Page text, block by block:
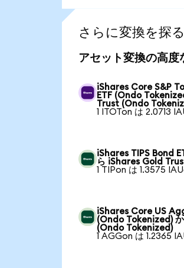
さらに変換を探る
アセット変換の高度
iShares Core S&P
ETF (Ondo
Trust (Ondo
1 ITOTon は 2.0713
iShares TIPS Bond
ら iShares Gold
1 TIPon は 1.3575
iShares Core US
(Ondo Tokenized)
(Ondo Tokenized)
1 AGGon は 1.2365